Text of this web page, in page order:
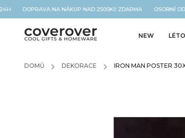
DOPRAVA NA NÁKUP NAD 2500Kč ZDARMA OSOBNÍ
NEW
DOMŮ / DEKORACE / IRON MAN POSTER